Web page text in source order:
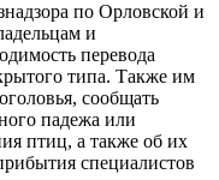
по Орловской и
и
перевода
типа. Также им
сообщать
падежа или
птиц, а также об их
специалистов